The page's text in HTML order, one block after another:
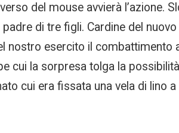
del mouse avvierà l’azione.
di tre figli. Cardine del
nostro esercito il
cui la sorpresa tolga la
cui era fissata una vela di lino